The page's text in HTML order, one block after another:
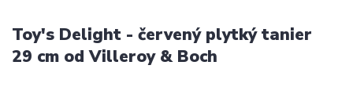
Toy's Delight - červený plytký tanier
29 cm od Villeroy & Boch